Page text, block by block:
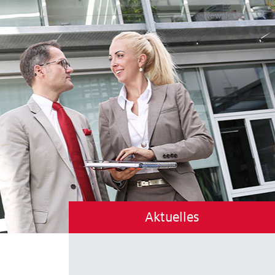
Newsletter
Aktuelles